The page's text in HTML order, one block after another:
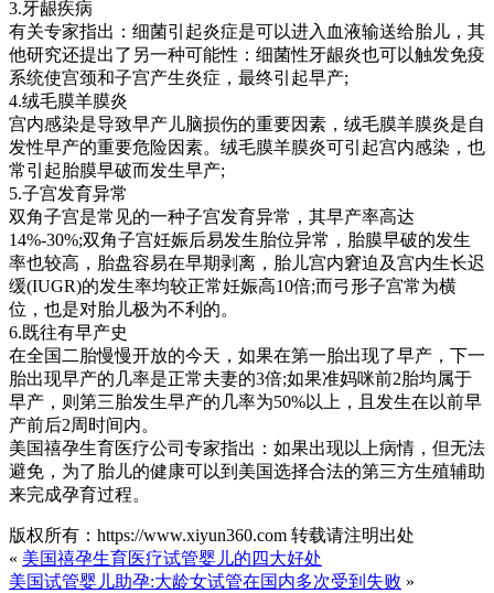
3.牙龈疾病
有关专家指出：细菌引起炎症是可以进入血液输送给胎儿，其
他研究还提出了另一种可能性：细菌性牙龈炎也可以触发免疫
系统使宫颈和子宫产生炎症，最终引起早产;
4.绒毛膜羊膜炎
宫内感染是导致早产儿脑损伤的重要因素，绒毛膜羊膜炎是自
发性早产的重要危险因素。绒毛膜羊膜炎可引起宫内感染，也
常引起胎膜早破而发生早产;
5.子宫发育异常
双角子宫是常见的一种子宫发育异常，其早产率高达
14%-30%;双角子宫妊娠后易发生胎位异常，胎膜早破的发生
率也较高，胎盘容易在早期剥离，胎儿宫内窘迫及宫内生长迟
缓(IUGR)的发生率均较正常妊娠高10倍;而弓形子宫常为横
位，也是对胎儿极为不利的。
6.既往有早产史
在全国二胎慢慢开放的今天，如果在第一胎出现了早产，下一
胎出现早产的几率是正常夫妻的3倍;如果准妈咪前2胎均属于
早产，则第三胎发生早产的几率为50%以上，且发生在以前早
产前后2周时间内。
美国禧孕生育医疗公司专家指出：如果出现以上病情，但无法
避免，为了胎儿的健康可以到美国选择合法的第三方生殖辅助
来完成孕育过程。
版权所有：https://www.xiyun360.com 转载请注明出处
« 美国禧孕生育医疗试管婴儿的四大好处
美国试管婴儿助孕:大龄女试管在国内多次受到失败 »